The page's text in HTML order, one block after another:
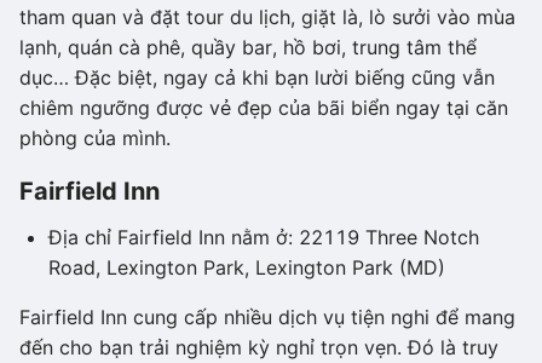
tham quan và đặt tour du lịch, giặt là, lò sưởi vào mùa
lạnh, quán cà phê, quầy bar, hồ bơi, trung tâm thể
dục… Đặc biệt, ngay cả khi bạn lười biếng cũng vẫn
chiêm ngưỡng được vẻ đẹp của bãi biển ngay tại căn
phòng của mình.
Fairfield Inn
Địa chỉ Fairfield Inn nằm ở: 22119 Three Notch
Road, Lexington Park, Lexington Park (MD)
Fairfield Inn cung cấp nhiều dịch vụ tiện nghi để mang
đến cho bạn trải nghiệm kỳ nghỉ trọn vẹn. Đó là truy